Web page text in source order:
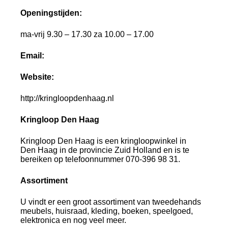
Openingstijden:
ma-vrij 9.30 – 17.30 za 10.00 – 17.00
Email:
Website:
http://kringloopdenhaag.nl
Kringloop Den Haag
Kringloop Den Haag is een kringloopwinkel in
Den Haag in de provincie Zuid Holland en is te
bereiken op telefoonnummer 070-396 98 31.
Assortiment
U vindt er een groot assortiment van tweedehands
meubels, huisraad, kleding, boeken, speelgoed,
elektronica en nog veel meer.